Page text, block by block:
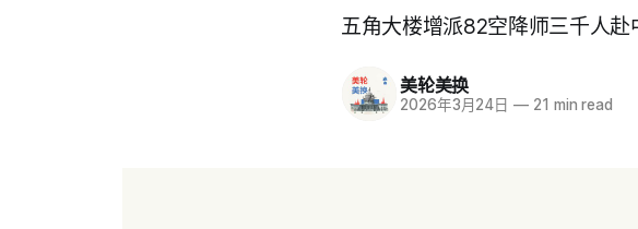
五角大楼增派82空降师三千人
美轮美换
2026年3月24日 — 21 min read